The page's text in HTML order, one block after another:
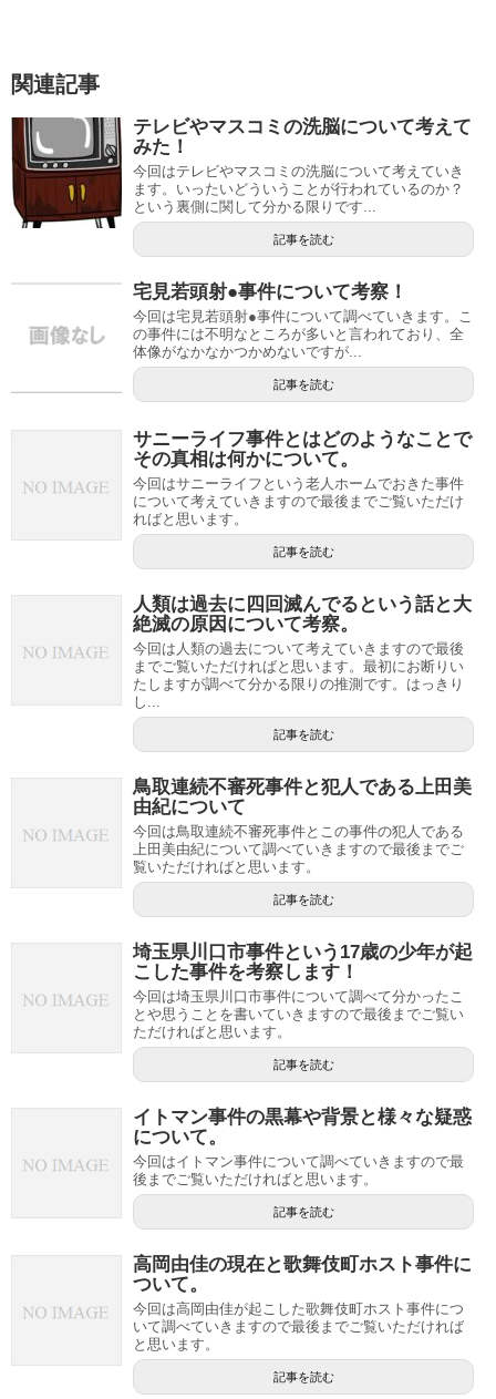
関連記事
テレビやマスコミの洗脳について考えて
みた！
今回はテレビやマスコミの洗脳について考えていき
ます。いったいどういうことが行われているのか？
という裏側に関して分かる限りです...
記事を読む
宅見若頭射●事件について考察！
今回は宅見若頭射●事件について調べていきます。こ
の事件には不明なところが多いと言われており、全
体像がなかなかつかめないですが...
記事を読む
サニーライフ事件とはどのようなことで
その真相は何かについて。
今回はサニーライフという老人ホームでおきた事件
について考えていきますので最後までご覧いただけ
ればと思います。
記事を読む
人類は過去に四回滅んでるという話と大
絶滅の原因について考察。
今回は人類の過去について考えていきますので最後
までご覧いただければと思います。最初にお断りい
たしますが調べて分かる限りの推測です。はっきり
し...
記事を読む
鳥取連続不審死事件と犯人である上田美
由紀について
今回は鳥取連続不審死事件とこの事件の犯人である
上田美由紀について調べていきますので最後までご
覧いただければと思います。
記事を読む
埼玉県川口市事件という17歳の少年が起
こした事件を考察します！
今回は埼玉県川口市事件について調べて分かったこ
とや思うことを書いていきますので最後までご覧い
ただければと思います。
記事を読む
イトマン事件の黒幕や背景と様々な疑惑
について。
今回はイトマン事件について調べていきますので最
後までご覧いただければと思います。
記事を読む
高岡由佳の現在と歌舞伎町ホスト事件に
ついて。
今回は高岡由佳が起こした歌舞伎町ホスト事件につ
いて調べていきますので最後までご覧いただければ
と思います。
記事を読む